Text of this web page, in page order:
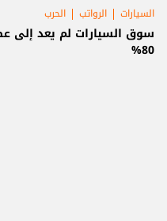
السيارات الرواتب الحرب
سوق السيارات لم يعد إلى
80%